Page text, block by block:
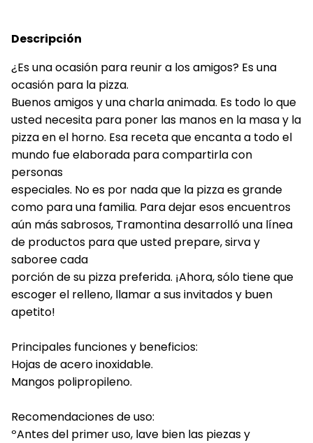
Descripción
¿Es una ocasión para reunir a los amigos? Es una
ocasión para la pizza.
Buenos amigos y una charla animada. Es todo lo que
usted necesita para poner las manos en la masa y la
pizza en el horno. Esa receta que encanta a todo el
mundo fue elaborada para compartirla con
personas
especiales. No es por nada que la pizza es grande
como para una familia. Para dejar esos encuentros
aún más sabrosos, Tramontina desarrolló una línea
de productos para que usted prepare, sirva y
saboree cada
porción de su pizza preferida. ¡Ahora, sólo tiene que
escoger el relleno, llamar a sus invitados y buen
apetito!
Principales funciones y beneficios:
Hojas de acero inoxidable.
Mangos polipropileno.
Recomendaciones de uso:
ºAntes del primer uso, lave bien las piezas y